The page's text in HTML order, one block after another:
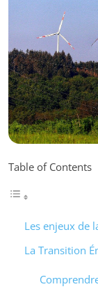
Table of Contents
Les enjeux de
La Transition